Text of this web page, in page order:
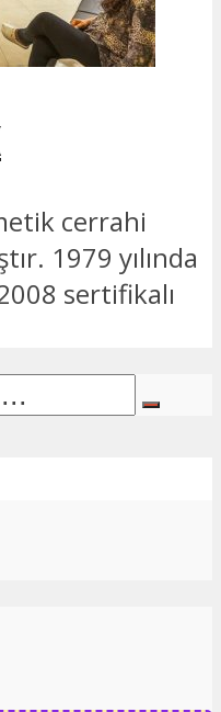
cerrahi
1979 yılında
sertifikalı